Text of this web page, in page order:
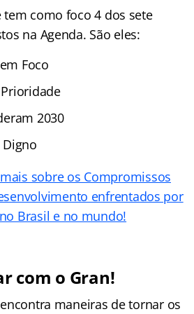
como foco 4 dos sete
na Agenda. São eles:
Foco
2030
sobre os Compromissos
enfrentados por
Brasil e no mundo!
com o Gran!
maneiras de tornar os